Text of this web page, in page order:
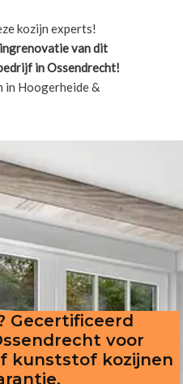
kozijn experts!
van dit
in Ossendrecht!
in Hoogerheide &
Gecertificeerd
voor
kunststof kozijnen